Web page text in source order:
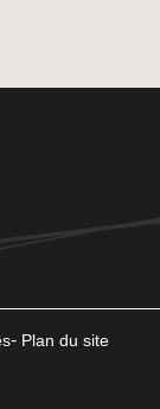
Plan du site